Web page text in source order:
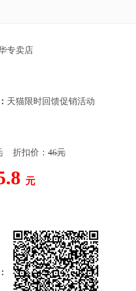
专卖店
天猫限时回馈促销活动
折扣价： 46元
元